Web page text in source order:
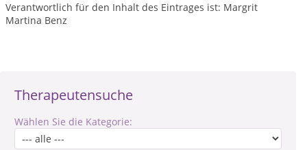
Therapeutensuche
Wählen Sie die Kategorie:
Verantwortlich für den Inhalt des Eintrages ist: Margrit
Martina Benz